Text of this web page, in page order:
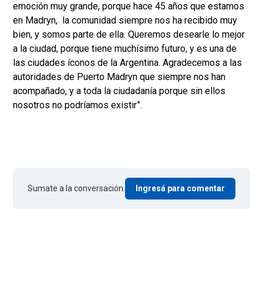
emoción muy grande, porque hace 45 años que estamos
en Madryn, la comunidad siempre nos ha recibido muy
bien, y somos parte de ella. Queremos desearle lo mejor
a la ciudad, porque tiene muchísimo futuro, y es una de
las ciudades íconos de la Argentina. Agradecemos a las
autoridades de Puerto Madryn que siempre nos han
acompañado, y a toda la ciudadanía porque sin ellos
nosotros no podríamos existir”.
Sumate a la conversación. Ingresá para comentar